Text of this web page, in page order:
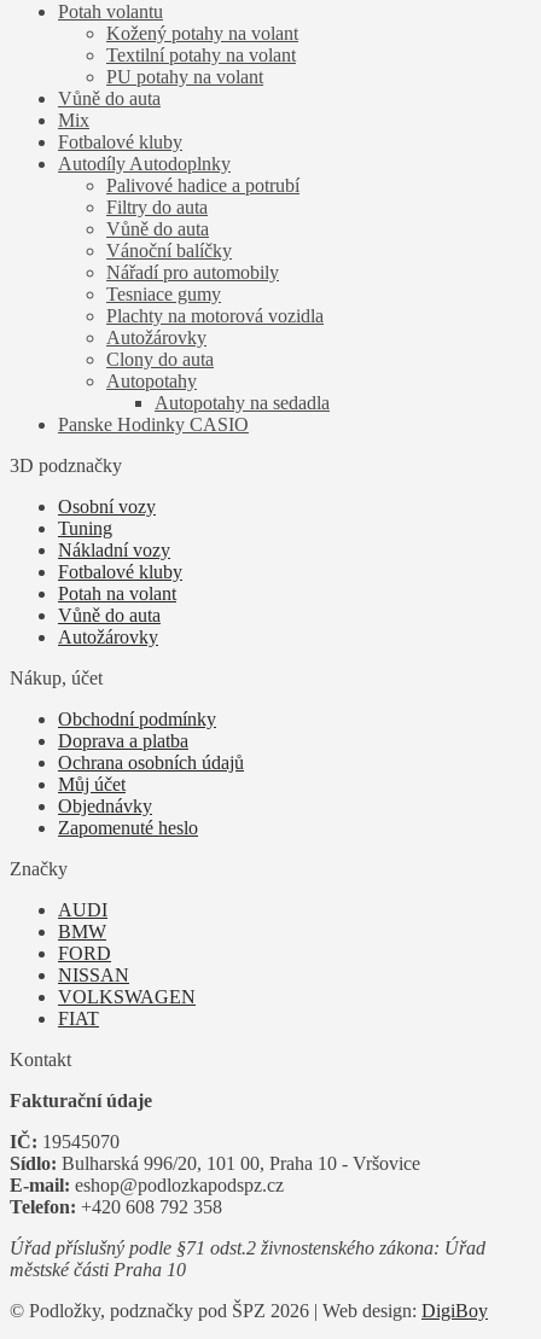
Potah volantu
Kožený potahy na volant
Textilní potahy na volant
PU potahy na volant
Vůně do auta
Mix
Fotbalové kluby
Autodíly Autodoplnky
Palivové hadice a potrubí
Filtry do auta
Vůně do auta
Vánoční balíčky
Nářadí pro automobily
Tesniace gumy
Plachty na motorová vozidla
Autožárovky
Clony do auta
Autopotahy
Autopotahy na sedadla
Panske Hodinky CASIO
3D podznačky
Osobní vozy
Tuning
Nákladní vozy
Fotbalové kluby
Potah na volant
Vůně do auta
Autožárovky
Nákup, účet
Obchodní podmínky
Doprava a platba
Ochrana osobních údajů
Můj účet
Objednávky
Zapomenuté heslo
Značky
AUDI
BMW
FORD
NISSAN
VOLKSWAGEN
FIAT
Kontakt
Fakturační údaje
IČ: 19545070
Sídlo: Bulharská 996/20, 101 00, Praha 10 - Vršovice
E-mail: eshop@podlozkapodspz.cz
Telefon: +420 608 792 358
Úřad příslušný podle §71 odst.2 živnostenského zákona: Úřad
městské části Praha 10
© Podložky, podznačky pod ŠPZ 2026 | Web design: DigiBoy